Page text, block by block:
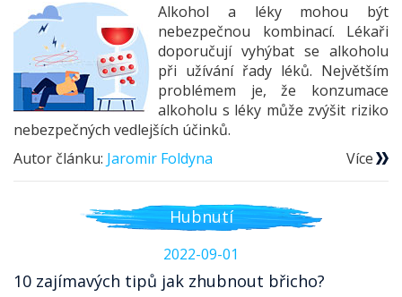
Alkohol a léky mohou být
nebezpečnou kombinací. Lékaři
doporučují vyhýbat se alkoholu
při užívání řady léků. Největším
problémem je, že konzumace
alkoholu s léky může zvýšit riziko
nebezpečných vedlejších účinků.
Autor článku: Jaromir Foldyna Více
Hubnutí
2022-09-01
10 zajímavých tipů jak zhubnout břicho?